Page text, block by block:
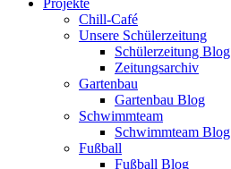
Chill-Café
Unsere Schülerzeitung
Schülerzeitung Blog
Zeitungsarchiv
Gartenbau
Gartenbau Blog
Schwimmteam
Schwimmteam Blog
Fußball
Fußball Blog